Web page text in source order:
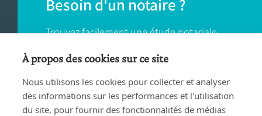
Besoin d'un notaire ?
Trouvez facilement une étude notariale
près de chez vous.
TROUVER UN NOTAIRE
À propos des cookies sur ce site
Nous utilisons les cookies pour collecter et analyser
des informations sur les performances et l'utilisation
du site, pour fournir des fonctionnalités de médias